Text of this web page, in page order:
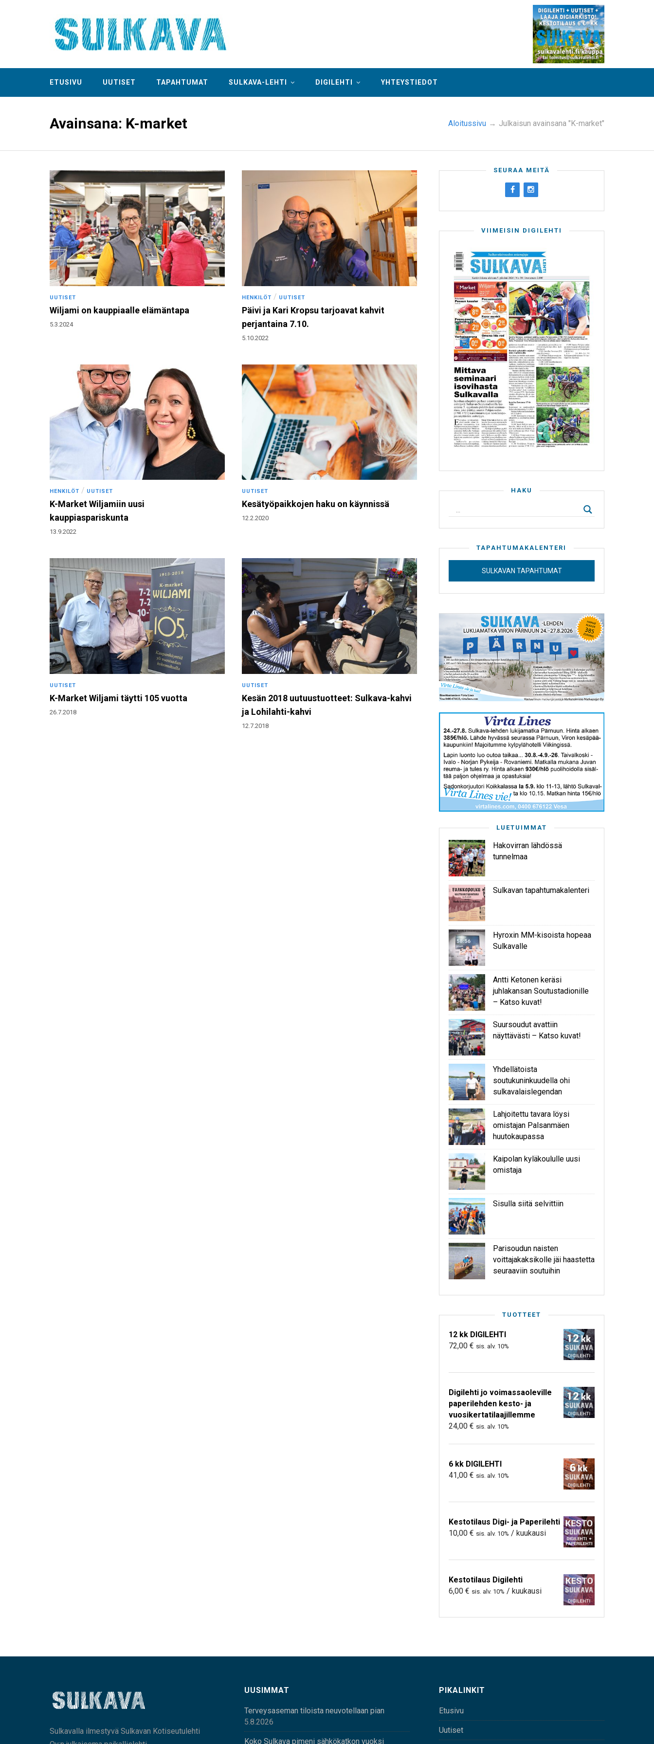
ETUSIVU UUTISET TAPAHTUMAT SULKAVA-LEHTI DIGILEHTI YHTEYSTIEDOT
Avainsana: K-market Aloitussivu → Julkaisun avainsana "K-market"
UUTISET
Wiljami on kauppiaalle elämäntapa
5.3.2024
HENKILÖT / UUTISET
Päivi ja Kari Kropsu tarjoavat kahvit
perjantaina 7.10.
5.10.2022
HENKILÖT / UUTISET
K-Market Wiljamiin uusi
kauppiaspariskunta
13.9.2022
UUTISET
Kesätyöpaikkojen haku on käynnissä
12.2.2020
UUTISET
K-Market Wiljami täytti 105 vuotta
26.7.2018
UUTISET
Kesän 2018 uutuustuotteet: Sulkava-kahvi
ja Lohilahti-kahvi
12.7.2018
SEURAA MEITÄ
VIIMEISIN DIGILEHTI
HAKU
TAPAHTUMAKALENTERI
SULKAVAN TAPAHTUMAT
LUETUIMMAT
Hakovirran lähdössä
tunnelmaa
Sulkavan tapahtumakalenteri
Hyroxin MM-kisoista hopeaa
Sulkavalle
Antti Ketonen keräsi
juhlakansan Soutustadionille
– Katso kuvat!
Suursoudut avattiin
näyttävästi – Katso kuvat!
Yhdellätoista
soutukuninkuudella ohi
sulkavalaislegendan
Lahjoitettu tavara löysi
omistajan Palsanmäen
huutokaupassa
Kaipolan kyläkoululle uusi
omistaja
Sisulla siitä selvittiin
Parisoudun naisten
voittajakaksikolle jäi haastetta
seuraaviin soutuihin
TUOTTEET
12 kk DIGILEHTI
72,00 € sis. alv. 10%
Digilehti jo voimassaoleville
paperilehden kesto- ja
vuosikertatilaajillemme
24,00 € sis. alv. 10%
6 kk DIGILEHTI
41,00 € sis. alv. 10%
Kestotilaus Digi- ja Paperilehti
10,00 € sis. alv. 10% / kuukausi
Kestotilaus Digilehti
6,00 € sis. alv. 10% / kuukausi
Sulkavalla ilmestyvä Sulkavan Kotiseutulehti
UUSIMMAT
Terveysaseman tiloista neuvotellaan pian
5.8.2026
Koko Sulkava pimeni sähkökatkon vuoksi
PIKALINKIT
Etusivu
Uutiset